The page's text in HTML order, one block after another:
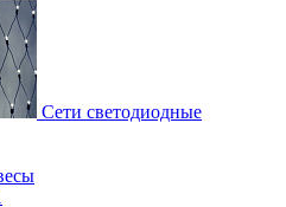
Сети светодиодные